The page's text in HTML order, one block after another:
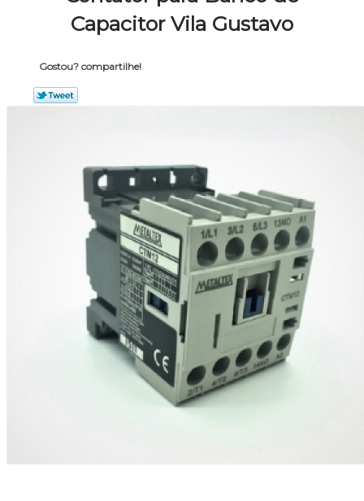
Capacitor Vila Gustavo
Gostou? compartilhe!